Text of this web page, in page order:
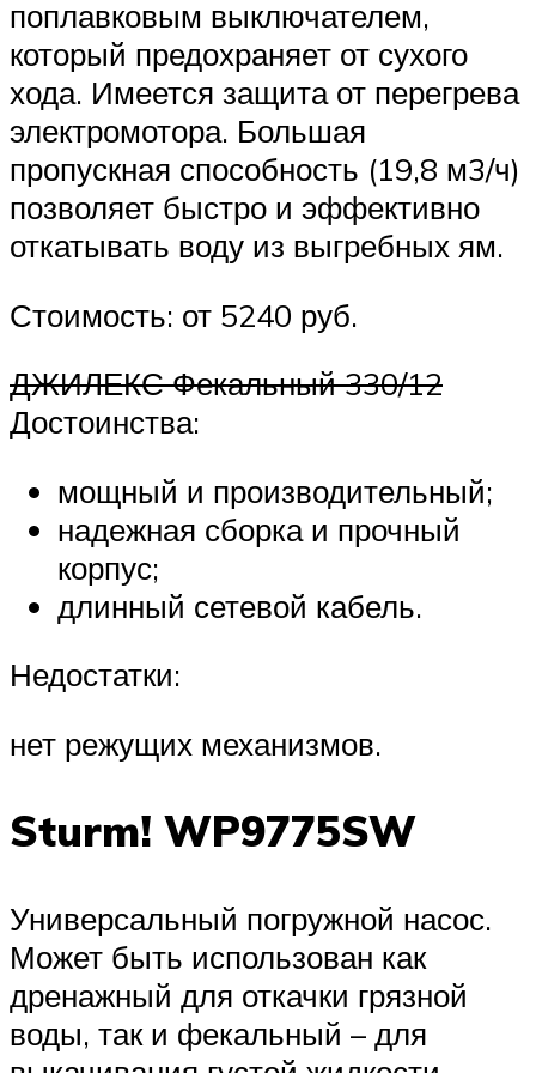
поплавковым выключателем,
который предохраняет от сухого
хода. Имеется защита от перегрева
электромотора. Большая
пропускная способность (19,8 м3/ч)
позволяет быстро и эффективно
откатывать воду из выгребных ям.
Стоимость: от 5240 руб.
ДЖИЛЕКС Фекальный 330/12
Достоинства:
мощный и производительный;
надежная сборка и прочный
корпус;
длинный сетевой кабель.
Недостатки:
нет режущих механизмов.
Sturm! WP9775SW
Универсальный погружной насос.
Может быть использован как
дренажный для откачки грязной
воды, так и фекальный – для